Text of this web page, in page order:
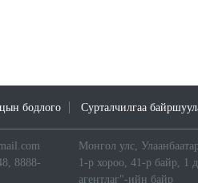
бодлого Сурталчилгаа
8888-
Монгол улс,
1-р хороо, 41-р байр, 1
агентлаг"-ийн байр